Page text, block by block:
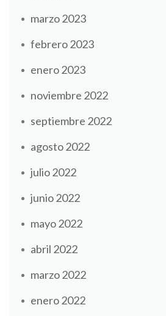
marzo 2023
febrero 2023
enero 2023
noviembre 2022
septiembre 2022
agosto 2022
julio 2022
junio 2022
mayo 2022
abril 2022
marzo 2022
enero 2022